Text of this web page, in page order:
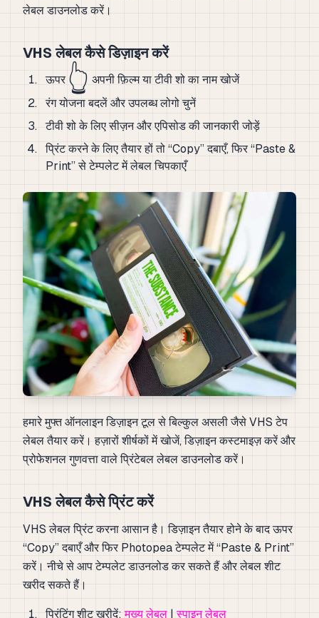
लेबल डाउनलोड करें।
VHS लेबल कैसे डिज़ाइन करें
ऊपर 👆 अपनी फ़िल्म या टीवी शो का नाम खोजें
रंग योजना बदलें और उपलब्ध लोगो चुनें
टीवी शो के लिए सीज़न और एपिसोड की जानकारी जोड़ें
प्रिंट करने के लिए तैयार हों तो “Copy” दबाएँ, फिर “Paste &
Print” से टेम्पलेट में लेबल चिपकाएँ
हमारे मुफ्त ऑनलाइन डिज़ाइन टूल से बिल्कुल असली जैसे VHS टेप
लेबल तैयार करें। हज़ारों शीर्षकों में खोजें, डिज़ाइन कस्टमाइज़ करें और
प्रोफेशनल गुणवत्ता वाले प्रिंटेबल लेबल डाउनलोड करें।
VHS लेबल कैसे प्रिंट करें
VHS लेबल प्रिंट करना आसान है। डिज़ाइन तैयार होने के बाद ऊपर
“Copy” दबाएँ और फिर Photopea टेम्पलेट में “Paste & Print”
करें। नीचे से आप टेम्पलेट डाउनलोड कर सकते हैं और लेबल शीट
खरीद सकते हैं।
प्रिंटिंग शीट खरीदें:मुख्य लेबल |स्पाइन लेबल